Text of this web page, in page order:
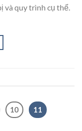
quy trình cụ thể.
10 11